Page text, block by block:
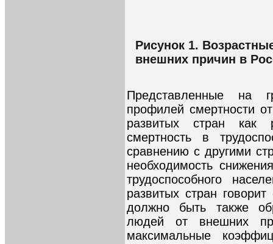
Рисунок 1.
внешних причин в
Представленные на
профилей смертности
развитых стран как
смертность в
сравнению с другими
необходимость
трудоспособного
развитых стран
должно быть также
людей от внешних
максимальные